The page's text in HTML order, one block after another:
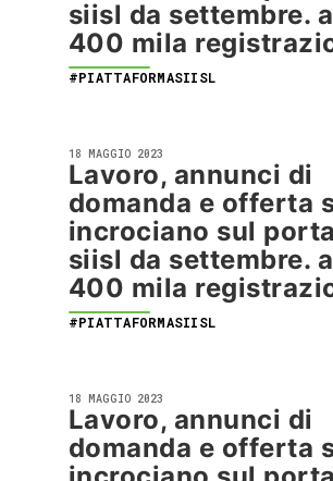
siisl da settembre.
400 mila
#PIATTAFORMASIISL
18 MAGGIO 2023
Lavoro, annunci di
domanda e offerta
incrociano sul
siisl da settembre.
400 mila
#PIATTAFORMASIISL
18 MAGGIO 2023
Lavoro, annunci di
domanda e offerta